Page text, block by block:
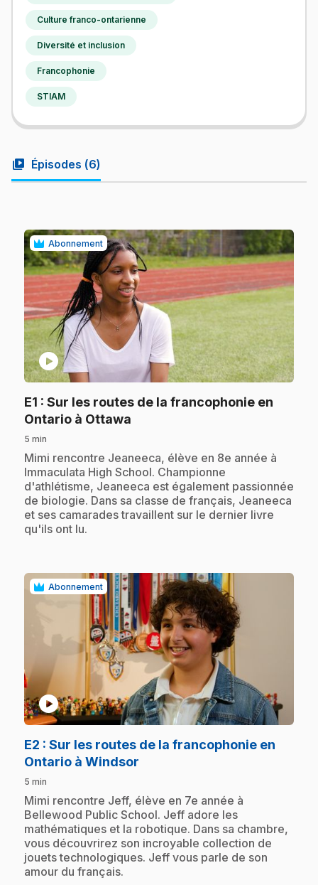
Culture franco-ontarienne
Diversité et inclusion
Francophonie
STIAM
video_library Épisodes (6)
Abonnement
play_circle
E1 : Sur les routes de la francophonie en
Ontario à Ottawa
5 min
.Mimi rencontre Jeaneeca, élève en 8e année à
Immaculata High School. Championne
d'athlétisme, Jeaneeca est également passionnée
de biologie. Dans sa classe de français, Jeaneeca
et ses camarades travaillent sur le dernier livre
qu'ils ont lu.
Abonnement
play_circle
E2 : Sur les routes de la francophonie en
Ontario à Windsor
5 min
.Mimi rencontre Jeff, élève en 7e année à
Bellewood Public School. Jeff adore les
mathématiques et la robotique. Dans sa chambre,
vous découvrirez son incroyable collection de
jouets technologiques. Jeff vous parle de son
amour du français.